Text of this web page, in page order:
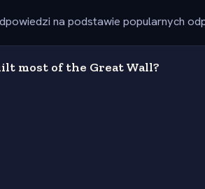
na podstawie popularnych
most of the Great Wall?